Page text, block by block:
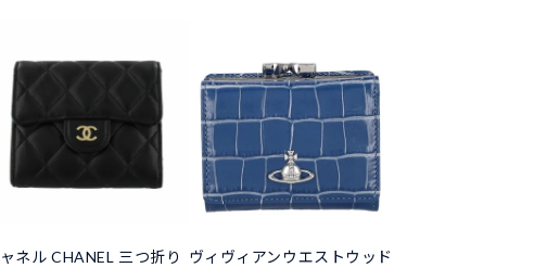
ネル CHANEL 三つ折り
ヴィヴィアンウエストウッド